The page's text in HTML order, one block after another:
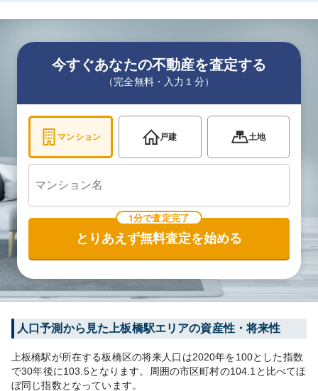
今すぐあなたの不動産を査定する
（完全無料・入力１分）
マンション 戸建 土地
1分で査定完了
とりあえず無料査定を始める
人口予測から見た 上板橋駅エリアの資産性・将来性
上板橋駅が所在する板橋区の将来人口は2020年を100とした指数
で30年後に103.5となります。 周囲の市区町村の104.1 と比べてほ
ぼ同じ指数となっています。